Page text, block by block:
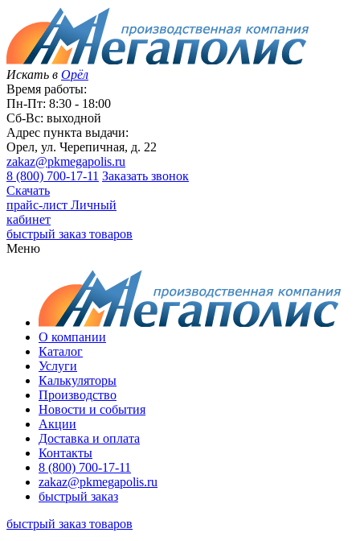
Искать в Орёл
Время работы:
Пн-Пт: 8:30 - 18:00
Сб-Вс: выходной
Адрес пункта выдачи:
Орел, ул. Черепичная, д. 22
zakaz@pkmegapolis.ru
8 (800) 700-17-11 Заказать звонок
Скачать
прайс-лист Личный
кабинет
быстрый заказ товаров
Меню
О компании
Каталог
Услуги
Калькуляторы
Производство
Новости и события
Акции
Доставка и оплата
Контакты
8 (800) 700-17-11
zakaz@pkmegapolis.ru
быстрый заказ
быстрый заказ товаров